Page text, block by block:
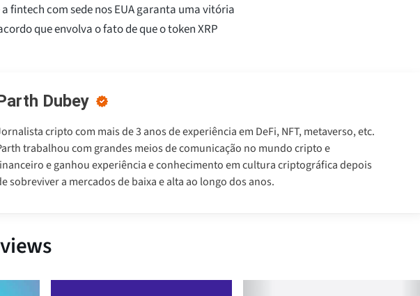
fintech com sede nos EUA garanta uma vitória
que envolva o fato de que o token XRP
Dubey
cripto com mais de 3 anos de experiência em DeFi, NFT, metaverso, etc.
trabalhou com grandes meios de comunicação no mundo cripto e
e ganhou experiência e conhecimento em cultura criptográfica depois
sobreviver a mercados de baixa e alta ao longo dos anos.